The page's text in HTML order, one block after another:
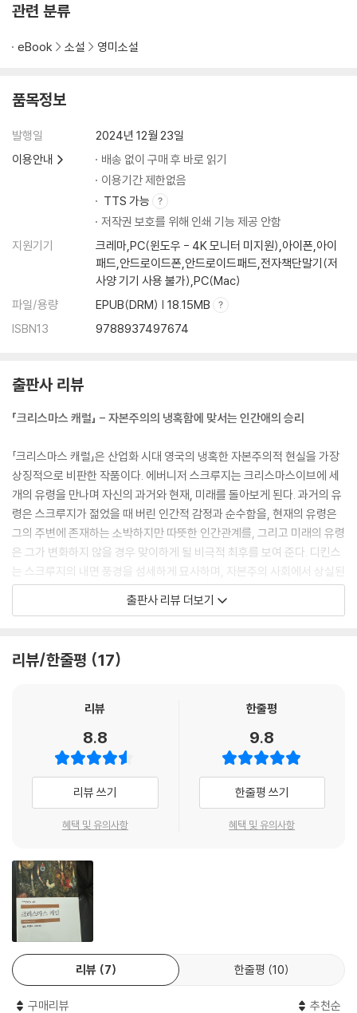
관련 분류
eBook 소설 영미소설
품목정보
발행일
2024년 12월 23일
이용안내
배송 없이 구매 후 바로 읽기
이용기간 제한없음
TTS 가능
저작권 보호를 위해 인쇄 기능 제공 안함
지원기기
크레마,PC(윈도우 - 4K 모니터 미지원),아이폰,아이
패드,안드로이드폰,안드로이드패드,전자책단말기(저
사양 기기 사용 불가),PC(Mac)
파일/용량
EPUB(DRM) | 18.15MB
ISBN13
9788937497674
출판사 리뷰
「크리스마스 캐럴」 - 자본주의의 냉혹함에 맞서는 인간애의 승리
「크리스마스 캐럴」은 산업화 시대 영국의 냉혹한 자본주의적 현실을 가장
상징적으로 비판한 작품이다. 에버니저 스크루지는 크리스마스이브에 세
개의 유령을 만나며 자신의 과거와 현재, 미래를 돌아보게 된다. 과거의 유
령은 스크루지가 젊었을 때 버린 인간적 감정과 순수함을, 현재의 유령은
그의 주변에 존재하는 소박하지만 따뜻한 인간관계를, 그리고 미래의 유령
은 그가 변화하지 않을 경우 맞이하게 될 비극적 최후를 보여 준다. 디킨스
는 스크루지의 내면 풍경을 섬세하게 묘사하며, 자본주의 사회에서 상실된
인간성을 회복하는 과정을 놀라울 만큼 일관되게 그려낸다.
‘수전노’라는 의미의 일반명사로 ‘스크루지’가 등재되어 있을 정도다. 디킨
모으고, 붙잡고 늘어지는 탐욕스럽고 죄 많은 늙은이! 어떤 부시가 부딪쳐
비밀 많고 입을 꾹 다문 굴처럼 고독한 사람.”이다. 스크루지가 세 유령과
함께 마주하는 여정들을 통해 자신의 어린 시절을 가여워하고, 과오를 반
성하며 주위 사람에게 온정을 나눠야 함을 뼈저리게 반성하는 과정은 독자
에게도 저절로 연민을 자아낸다. 이 작품은 출간 후 일주일 만에 초판 600
0부가 소진되는 대성공을 거뒀고, 디킨스의 명성을 드높이고 당대 최고의
을 정도로 전 세계에 크리스마스를 대표하는 작품으로 자리매김했다. ‘개
과천선’, ‘권선징악’ 등의 서사 구조는 우리에게 새롭지 않지만, 디킨스의
작품은 자비와 온정을 나누며 한 해를 마무리하는 연말에 다시금 그 익숙
한 교훈을 상기시키는 역할을 하며 시대를 넘나들어 사랑받고 있다.
「유령에 홀린 남자와 유령의 거래」 - 고통의 기억과 인간 내면의 해방
출판사 리뷰 더보기
리뷰/한줄평 17
리뷰
8.8
리뷰 쓰기
혜택 및 유의사항
한줄평
9.8
한줄평 쓰기
혜택 및 유의사항
리뷰 7 한줄평 10
구매리뷰 추천순